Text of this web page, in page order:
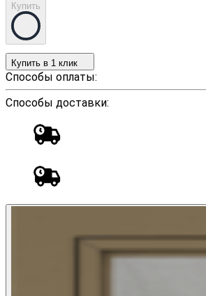
Купить
Купить в 1 клик
Способы оплаты:
Способы доставки: